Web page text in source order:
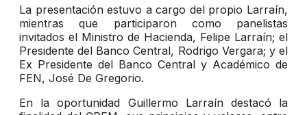
La presentación estuvo a cargo del propio Larraín,
mientras que participaron como panelistas
invitados el Ministro de Hacienda, Felipe Larraín; el
Presidente del Banco Central, Rodrigo Vergara; y el
Ex Presidente del Banco Central y Académico de
FEN, José De Gregorio.
En la oportunidad Guillermo Larraín destacó la